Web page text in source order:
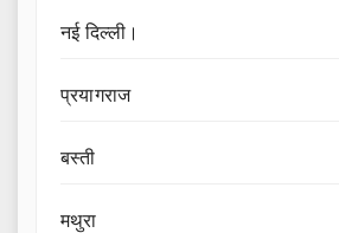
नई दिल्ली।
प्रयागराज
बस्ती
मथुरा